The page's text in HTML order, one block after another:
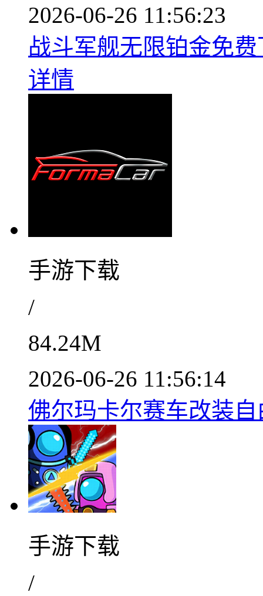
2026-06-26 11:56:23
战斗军舰无限铂金免
详情
手游下载
/
84.24M
2026-06-26 11:56:14
佛尔玛卡尔赛车改装
手游下载
/